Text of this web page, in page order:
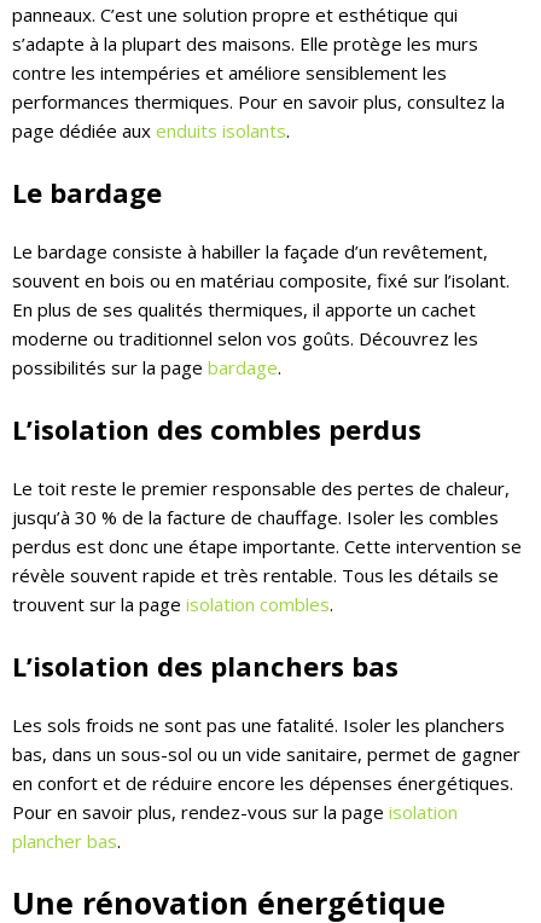
panneaux. C’est une solution propre et esthétique qui
s’adapte à la plupart des maisons. Elle protège les murs
contre les intempéries et améliore sensiblement les
performances thermiques. Pour en savoir plus, consultez la
page dédiée aux enduits isolants.
Le bardage
Le bardage consiste à habiller la façade d’un revêtement,
souvent en bois ou en matériau composite, fixé sur l’isolant.
En plus de ses qualités thermiques, il apporte un cachet
moderne ou traditionnel selon vos goûts. Découvrez les
possibilités sur la page bardage.
L’isolation des combles perdus
Le toit reste le premier responsable des pertes de chaleur,
jusqu’à 30 % de la facture de chauffage. Isoler les combles
perdus est donc une étape importante. Cette intervention se
révèle souvent rapide et très rentable. Tous les détails se
trouvent sur la page isolation combles.
L’isolation des planchers bas
Les sols froids ne sont pas une fatalité. Isoler les planchers
bas, dans un sous-sol ou un vide sanitaire, permet de gagner
en confort et de réduire encore les dépenses énergétiques.
Pour en savoir plus, rendez-vous sur la page isolation
plancher bas.
Une rénovation énergétique